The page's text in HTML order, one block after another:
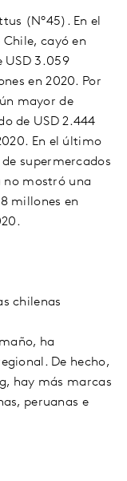
(N°45) . En el
Chile, cayó en
USD 3.059
en2020. Por
mayor de
de USD 2.444
. En el último
supermercados
no mostró una
millones en
chilenas
ha
De hecho,
hay más marcas
peruanas e